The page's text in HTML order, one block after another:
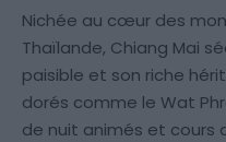
Nichée au cœur des
Thaïlande, Chiang Mai
paisible et son riche
dorés comme le Wat
de nuit animés et cours